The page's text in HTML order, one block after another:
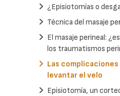
¿Episiotomías o
Técnica del masaje
El masaje perineal:
los traumatismos
Las
levantar el velo
Episiotomía, un